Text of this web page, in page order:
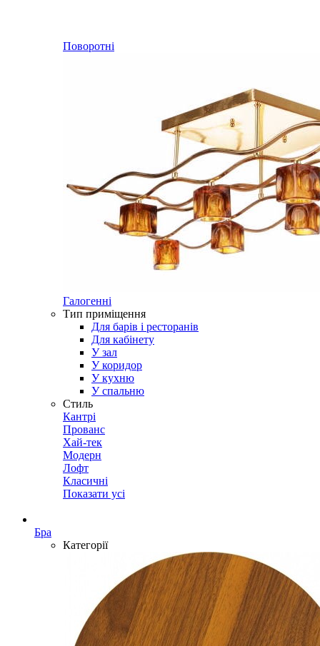
Поворотні
Галогенні
Тип приміщення
Для барів і ресторанів
Для кабінету
У зал
У коридор
У кухню
У спальню
Стиль
Кантрі
Прованс
Хай-тек
Модерн
Лофт
Класичні
Показати усі
Бра
Категорії